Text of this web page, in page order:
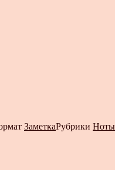
ЗаметкаРубрики